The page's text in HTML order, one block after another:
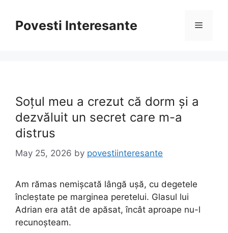
contentPovesti Interesante Menu
Soțul meu a crezut că dorm și a
dezvăluit un secret care m-a
distrus
May 25, 2026 by povestiinteresante
Am rămas nemișcată lângă ușă, cu degetele
încleștate pe marginea peretelui. Glasul lui
Adrian era atât de apăsat, încât aproape nu-l
recunoșteam.